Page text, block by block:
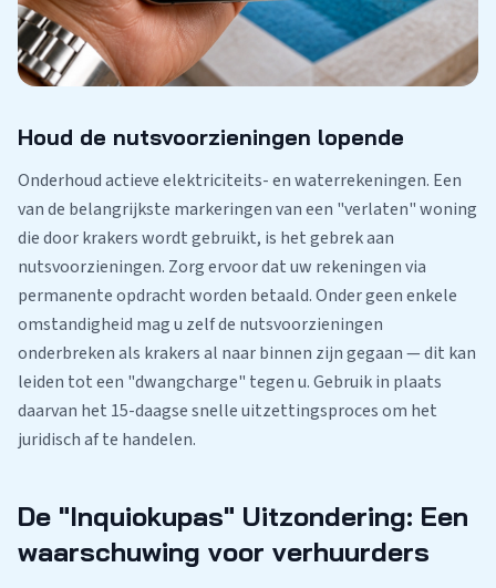
Houd de nutsvoorzieningen lopende
Onderhoud actieve elektriciteits- en waterrekeningen. Een
van de belangrijkste markeringen van een "verlaten" woning
die door krakers wordt gebruikt, is het gebrek aan
nutsvoorzieningen. Zorg ervoor dat uw rekeningen via
permanente opdracht worden betaald. Onder geen enkele
omstandigheid mag u zelf de nutsvoorzieningen
onderbreken als krakers al naar binnen zijn gegaan — dit kan
leiden tot een "dwangcharge" tegen u. Gebruik in plaats
daarvan het 15-daagse snelle uitzettingsproces om het
juridisch af te handelen.
De "Inquiokupas" Uitzondering: Een
waarschuwing voor verhuurders